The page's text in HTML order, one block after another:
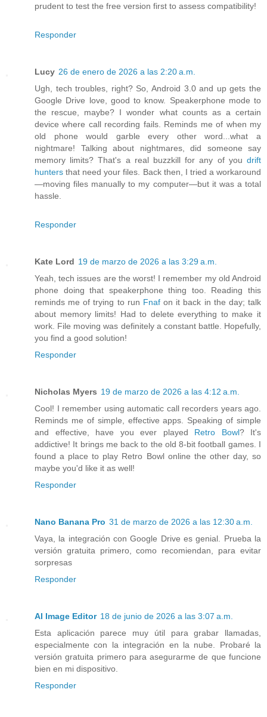
prudent to test the free version first to assess compatibility!
Responder
Lucy 26 de enero de 2026 a las 2:20 a.m.
Ugh, tech troubles, right? So, Android 3.0 and up gets the
Google Drive love, good to know. Speakerphone mode to
the rescue, maybe? I wonder what counts as a certain
device where call recording fails. Reminds me of when my
old phone would garble every other word...what a
nightmare! Talking about nightmares, did someone say
memory limits? That's a real buzzkill for any of you drift
hunters that need your files. Back then, I tried a workaround
—moving files manually to my computer—but it was a total
hassle.
Responder
Kate Lord 19 de marzo de 2026 a las 3:29 a.m.
Yeah, tech issues are the worst! I remember my old Android
phone doing that speakerphone thing too. Reading this
reminds me of trying to run Fnafon it back in the day; talk
about memory limits! Had to delete everything to make it
work. File moving was definitely a constant battle. Hopefully,
you find a good solution!
Responder
Nicholas Myers 19 de marzo de 2026 a las 4:12 a.m.
Cool! I remember using automatic call recorders years ago.
Reminds me of simple, effective apps. Speaking of simple
and effective, have you ever played Retro Bowl? It's
addictive! It brings me back to the old 8-bit football games. I
found a place to play Retro Bowl online the other day, so
maybe you'd like it as well!
Responder
Nano Banana Pro 31 de marzo de 2026 a las 12:30 a.m.
Vaya, la integración con Google Drive es genial. Prueba la
versión gratuita primero, como recomiendan, para evitar
sorpresas
Responder
AI Image Editor 18 de junio de 2026 a las 3:07 a.m.
Esta aplicación parece muy útil para grabar llamadas,
especialmente con la integración en la nube. Probaré la
versión gratuita primero para asegurarme de que funcione
bien en mi dispositivo.
Responder